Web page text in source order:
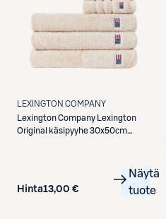
LEXINGTON COMPANY
Lexington Company
Lexington
Original käsipyyhe 30x50cm
Hinta13,00 €
Näytä
tuote